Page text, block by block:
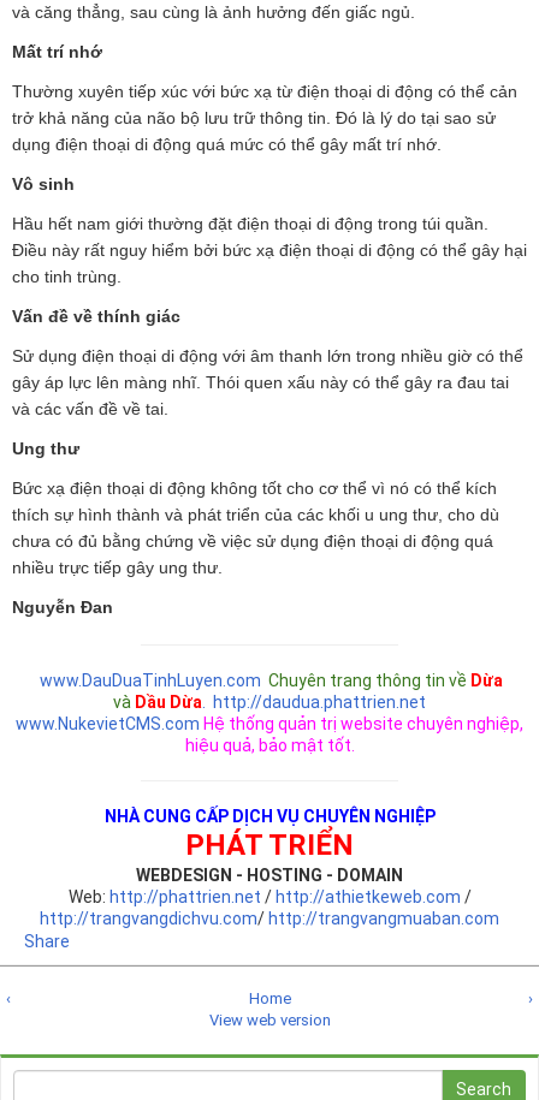
và căng thẳng, sau cùng là ảnh hưởng đến giấc ngủ.
Mất trí nhớ
Thường xuyên tiếp xúc với bức xạ từ điện thoại di động có thể cản
trở khả năng của não bộ lưu trữ thông tin. Đó là lý do tại sao sử
dụng điện thoại di động quá mức có thể gây mất trí nhớ.
Vô sinh
Hầu hết nam giới thường đặt điện thoại di động trong túi quần.
Điều này rất nguy hiểm bởi bức xạ điện thoại di động có thể gây hại
cho tinh trùng.
Vấn đề về thính giác
Sử dụng điện thoại di động với âm thanh lớn trong nhiều giờ có thể
gây áp lực lên màng nhĩ. Thói quen xấu này có thể gây ra đau tai
và các vấn đề về tai.
Ung thư
Bức xạ điện thoại di động không tốt cho cơ thể vì nó có thể kích
thích sự hình thành và phát triển của các khối u ung thư, cho dù
chưa có đủ bằng chứng về việc sử dụng điện thoại di động quá
nhiều trực tiếp gây ung thư.
Nguyễn Đan
www.DauDuaTinhLuyen.com Chuyên trang thông tin về Dừa
và Dầu Dừa
http://daudua.phattrien.net
www.NukevietCMS.com Hệ thống quản trị website chuyên nghiệp,
hiệu quả, bảo mật tốt.
NHÀ CUNG CẤP DỊCH VỤ CHUYÊN NGHIỆP
PHÁT TRIỂN
WEBDESIGN - HOSTING - DOMAIN
Web: http://phattrien.net / http://athietkeweb.com /
http://trangvangdichvu.com/ http://trangvangmuaban.com
Share
‹ ›
Home
View web version